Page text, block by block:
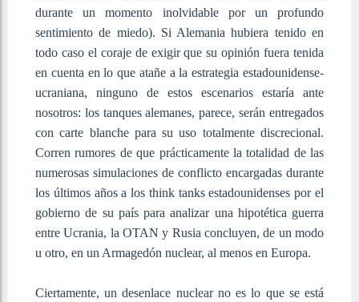
durante un momento inolvidable por un profundo
sentimiento de miedo). Si Alemania hubiera tenido en
todo caso el coraje de exigir que su opinión fuera tenida
en cuenta en lo que atañe a la estrategia estadounidense-
ucraniana, ninguno de estos escenarios estaría ante
nosotros: los tanques alemanes, parece, serán entregados
con carte blanche para su uso totalmente discrecional.
Corren rumores de que prácticamente la totalidad de las
numerosas simulaciones de conflicto encargadas durante
los últimos años a los think tanks estadounidenses por el
gobierno de su país para analizar una hipotética guerra
entre Ucrania, la OTAN y Rusia concluyen, de un modo
u otro, en un Armagedón nuclear, al menos en Europa.
Ciertamente, un desenlace nuclear no es lo que se está